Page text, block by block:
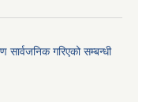
गरिएको सम्बन्धी